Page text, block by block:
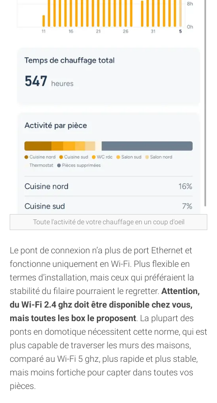
Toute l'activité de votre chauffage en un coup d'oeil
Le pont de connexion n’a plus de port Ethernet et
fonctionne uniquement en Wi-Fi. Plus flexible en
termes d’installation, mais ceux qui préféraient la
stabilité du filaire pourraient le regretter. Attention,
du Wi-Fi 2.4 ghz doit être disponible chez vous,
mais toutes les box le proposent. La plupart des
ponts en domotique nécessitent cette norme, qui est
plus capable de traverser les murs des maisons,
comparé au Wi-Fi 5 ghz, plus rapide et plus stable,
mais moins fortiche pour capter dans toutes vos
pièces.